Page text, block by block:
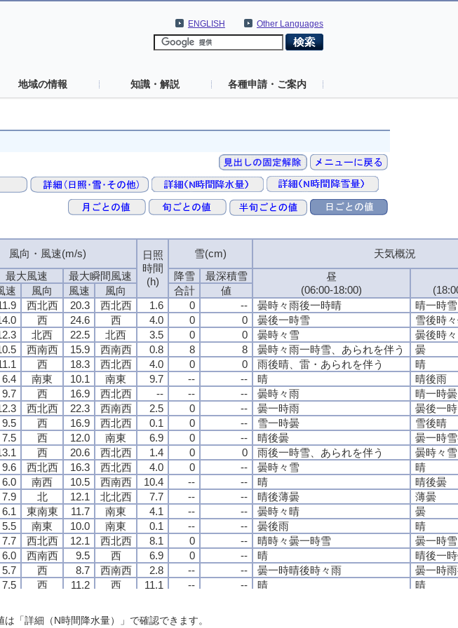
Other Languages
ENGLISH
地域の情報 知識・解説 各種申請・ご案内
風向・風速(m/s)
日照
時間
(h)
雪(cm) 天気概況
最大風速 最大瞬間風速 降雪 最深積雪
昼
(06:00-18:00)
速 風向 風速 風向 合計
値
西北西 20.3 西北西 1.6 0 -- 曇時々雨後一時晴
晴一時雪
西 24.6 西 4.0 0 0 曇後一時雪
雪後時
北西 22.5 北西 3.5 0 0 曇時々雪
曇後時
西南西 15.9 西南西 0.8 8 8 曇時々雨一時雪、あられを伴う
曇
西 18.3 西北西 4.0 0 0 雨後晴、雷・あられを伴う
晴
6.4 南東 10.1 南東 9.7 -- -- 晴
晴後雨
9.7 西 16.9 西北西 -- -- -- 曇時々雨
晴一時曇
西北西 22.3 西南西 2.5 0 -- 曇一時雨
曇後一
9.5 西 16.9 西北西 0.1 0 -- 雪一時曇
雪後晴
7.5 西 12.0 南東 6.9 0 -- 晴後曇
曇一時
西 20.6 西北西 1.4 0 0 雨後一時雪、あられを伴う
曇時々雪
9.6 西北西 16.3 西北西 4.0 0 -- 曇時々雪
晴
6.0 南西 10.5 西南西 10.4 -- -- 晴
晴後曇
7.9 北 12.1 北北西 7.7 -- -- 晴後薄曇
薄曇
6.1 東南東 11.7 南東 4.1 -- -- 曇時々晴
曇
5.5 南東 10.0 南東 0.1 -- -- 曇後雨
晴
7.7 西北西 12.1 西北西 8.1 0 -- 晴時々曇一時雪
曇一時雪
6.0 西南西 9.5 西 6.9 0 -- 晴
晴後一
5.7 西 8.7 西南西 2.8 -- -- 曇一時晴後時々雨
曇一時
7.5 西 11.2 西 11.1 -- -- 晴
晴
8.9 北北西 14.2 北北西 4.5 --
風向・風速(m/s)
日照
時間
(h)
雪(cm) 天気概況
最大風速 最大瞬間風速 降雪 最深積雪
昼
(06:00-18:00)
速 風向 風速 風向 合計
値
西北西 20.3 西北西 1.6 0 -- 曇時々雨後一時晴
晴一時雪
西 24.6 西 4.0 0 0 曇後一時雪
雪後時
北西 22.5 北西 3.5 0 0 曇時々雪
曇後時
西南西 15.9 西南西 0.8 8 8 曇時々雨一時雪、あられを伴う
曇
西 18.3 西北西 4.0 0 0 雨後晴、雷・あられを伴う
晴
6.4 南東 10.1 南東 9.7 -- -- 晴
晴後雨
9.7 西 16.9 西北西 -- -- -- 曇時々雨
晴一時曇
西北西 22.3 西南西 2.5 0 -- 曇一時雨
曇後一
9.5 西 16.9 西北西 0.1 0 -- 雪一時曇
雪後晴
7.5 西 12.0 南東 6.9 0 -- 晴後曇
曇一時
西 20.6 西北西 1.4 0 0 雨後一時雪、あられを伴う
曇時々雪
9.6 西北西 16.3 西北西 4.0 0 -- 曇時々雪
晴
6.0 南西 10.5 西南西 10.4 -- -- 晴
晴後曇
7.9 北 12.1 北北西 7.7 -- -- 晴後薄曇
薄曇
6.1 東南東 11.7 南東 4.1 -- -- 曇時々晴
曇
5.5 南東 10.0 南東 0.1 -- -- 曇後雨
晴
7.7 西北西 12.1 西北西 8.1 0 -- 晴時々曇一時雪
曇一時雪
6.0 西南西 9.5 西 6.9 0 -- 晴
晴後一
5.7 西 8.7 西南西 2.8 -- -- 曇一時晴後時々雨
曇一時
7.5 西 11.2 西 11.1 -- -- 晴
晴
8.9 北北西 14.2 北北西 4.5 --
風向・風速(m/s)
日照
時間
(h)
雪(cm) 天気概況
最大風速 最大瞬間風速 降雪 最深積雪
昼
(06:00-18:00)
速 風向 風速 風向 合計
値
西北西 20.3 西北西 1.6 0 -- 曇時々雨後一時晴
晴一時雪
西 24.6 西 4.0 0 0 曇後一時雪
雪後時
北西 22.5 北西 3.5 0 0 曇時々雪
曇後時
西南西 15.9 西南西 0.8 8 8 曇時々雨一時雪、あられを伴う
曇
西 18.3 西北西 4.0 0 0 雨後晴、雷・あられを伴う
晴
6.4 南東 10.1 南東 9.7 -- -- 晴
晴後雨
9.7 西 16.9 西北西 -- -- -- 曇時々雨
晴一時曇
西北西 22.3 西南西 2.5 0 -- 曇一時雨
曇後一
9.5 西 16.9 西北西 0.1 0 -- 雪一時曇
雪後晴
7.5 西 12.0 南東 6.9 0 -- 晴後曇
曇一時
西 20.6 西北西 1.4 0 0 雨後一時雪、あられを伴う
曇時々雪
9.6 西北西 16.3 西北西 4.0 0 -- 曇時々雪
晴
6.0 南西 10.5 西南西 10.4 -- -- 晴
晴後曇
7.9 北 12.1 北北西 7.7 -- -- 晴後薄曇
薄曇
6.1 東南東 11.7 南東 4.1 -- -- 曇時々晴
曇
5.5 南東 10.0 南東 0.1 -- -- 曇後雨
晴
7.7 西北西 12.1 西北西 8.1 0 -- 晴時々曇一時雪
曇一時雪
6.0 西南西 9.5 西 6.9 0 -- 晴
晴後一
5.7 西 8.7 西南西 2.8 -- -- 曇一時晴後時々雨
曇一時
7.5 西 11.2 西 11.1 -- -- 晴
晴
8.9 北北西 14.2 北北西 4.5 --
風向・風速(m/s)
日照
時間
(h)
雪(cm) 天気概況
最大風速 最大瞬間風速 降雪 最深積雪
昼
(06:00-18:00)
速 風向 風速 風向 合計
値
西北西 20.3 西北西 1.6 0 -- 曇時々雨後一時晴
晴一時雪
西 24.6 西 4.0 0 0 曇後一時雪
雪後時
北西 22.5 北西 3.5 0 0 曇時々雪
曇後時
西南西 15.9 西南西 0.8 8 8 曇時々雨一時雪、あられを伴う
曇
西 18.3 西北西 4.0 0 0 雨後晴、雷・あられを伴う
晴
6.4 南東 10.1 南東 9.7 -- -- 晴
晴後雨
9.7 西 16.9 西北西 -- -- -- 曇時々雨
晴一時曇
西北西 22.3 西南西 2.5 0 -- 曇一時雨
曇後一
9.5 西 16.9 西北西 0.1 0 -- 雪一時曇
雪後晴
7.5 西 12.0 南東 6.9 0 -- 晴後曇
曇一時
西 20.6 西北西 1.4 0 0 雨後一時雪、あられを伴う
曇時々雪
9.6 西北西 16.3 西北西 4.0 0 -- 曇時々雪
晴
6.0 南西 10.5 西南西 10.4 -- -- 晴
晴後曇
7.9 北 12.1 北北西 7.7 -- -- 晴後薄曇
薄曇
6.1 東南東 11.7 南東 4.1 -- -- 曇時々晴
曇
5.5 南東 10.0 南東 0.1 -- -- 曇後雨
晴
7.7 西北西 12.1 西北西 8.1 0 -- 晴時々曇一時雪
曇一時雪
6.0 西南西 9.5 西 6.9 0 -- 晴
晴後一
5.7 西 8.7 西南西 2.8 -- -- 曇一時晴後時々雨
曇一時
7.5 西 11.2 西 11.1 -- -- 晴
晴
8.9 北北西 14.2 北北西 4.5 --
「詳細（N時間降水量）」で確認できます。